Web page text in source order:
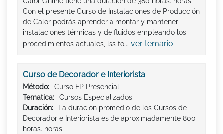
Con el presente Curso de Instalaciones de Producción
de Calor podrás aprender a montar y mantener
instalaciones térmicas y de fluidos empleando los
procedimientos actuales, lss fo... ver temario
Curso de Decorador e Interiorista
Método:
Curso FP Presencial
Tematica:
Cursos Especializados
Duración:
La duración promedio de los Cursos de
Decorador e Interiorista es de aproximadamente 800
horas. horas